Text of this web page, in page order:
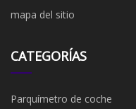
mapa del sitio
CATEGORÍAS
Parquímetro de coche